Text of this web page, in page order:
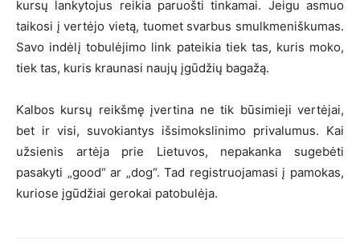
kursų lankytojus reikia paruošti tinkamai. Jeigu asmuo
taikosi į vertėjo vietą, tuomet svarbus smulkmeniškumas.
Savo indėlį tobulėjimo link pateikia tiek tas, kuris moko,
tiek tas, kuris kraunasi naujų įgūdžių bagažą.
Kalbos kursų reikšmę įvertina ne tik būsimieji vertėjai,
bet ir visi, suvokiantys išsimokslinimo privalumus. Kai
užsienis artėja prie Lietuvos, nepakanka sugebėti
pasakyti „good“ ar „dog“. Tad registruojamasi į pamokas,
kuriose įgūdžiai gerokai patobulėja.